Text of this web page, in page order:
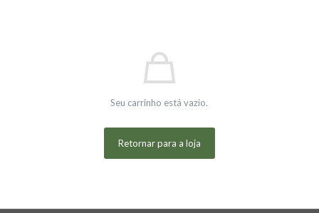
Seu carrinho está vazio.
Retornar para a loja